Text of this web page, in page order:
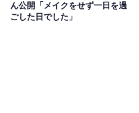
ん公開「メイクをせず一日を過
ごした日でした」